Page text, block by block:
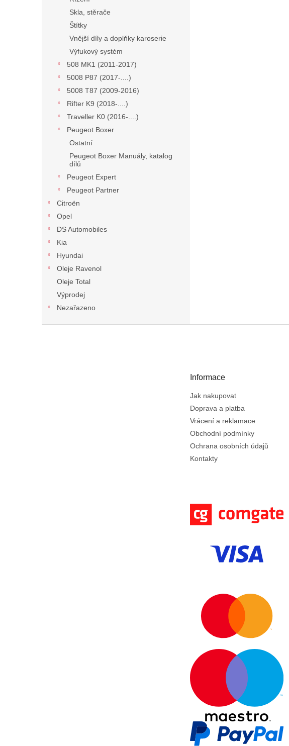
Skla, stěrače
Štítky
Vnější díly a doplňky karoserie
Výfukový systém
508 MK1 (2011-2017)
5008 P87 (2017-....)
5008 T87 (2009-2016)
Rifter K9 (2018-....)
Traveller K0 (2016-....)
Peugeot Boxer
Ostatní
Peugeot Boxer Manuály, katalog
dílů
Peugeot Expert
Peugeot Partner
Citroën
Opel
DS Automobiles
Kia
Hyundai
Oleje Ravenol
Oleje Total
Výprodej
Nezařazeno
Informace
Jak nakupovat
Doprava a platba
Vrácení a reklamace
Obchodní podmínky
Ochrana osobních údajů
Kontakty